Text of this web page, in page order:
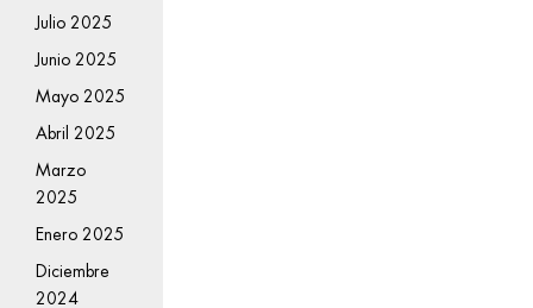
Julio 2025
Junio 2025
Mayo 2025
Abril 2025
Marzo
2025
Enero 2025
Diciembre
2024